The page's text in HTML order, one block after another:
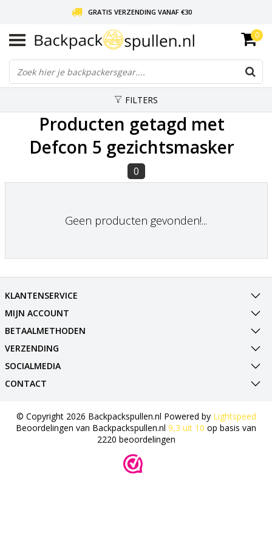
GRATIS VERZENDING VANAF €30
LIEFDE VOOR BACKPACKEN!
30 DAGEN GRATIS RETOUR
0
FILTERS
Producten getagd met
Defcon 5 gezichtsmasker
0
Geen producten gevonden!...
KLANTENSERVICE
MIJN ACCOUNT
BETAALMETHODEN
VERZENDING
SOCIALMEDIA
CONTACT
© Copyright 2026 Backpackspullen.nl Powered by Lightspeed
Beoordelingen van Backpackspullen.nl 9,3 uit 10 op basis van
2220 beoordelingen